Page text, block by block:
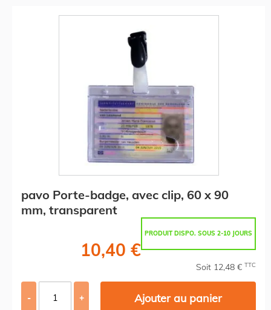
pavo Porte-badge, avec clip, 60 x 90
mm, transparent
PRODUIT DISPO. SOUS 2-10 JOURS
10,40 €
Soit 12,48 € TTC
- + Ajouter au panier